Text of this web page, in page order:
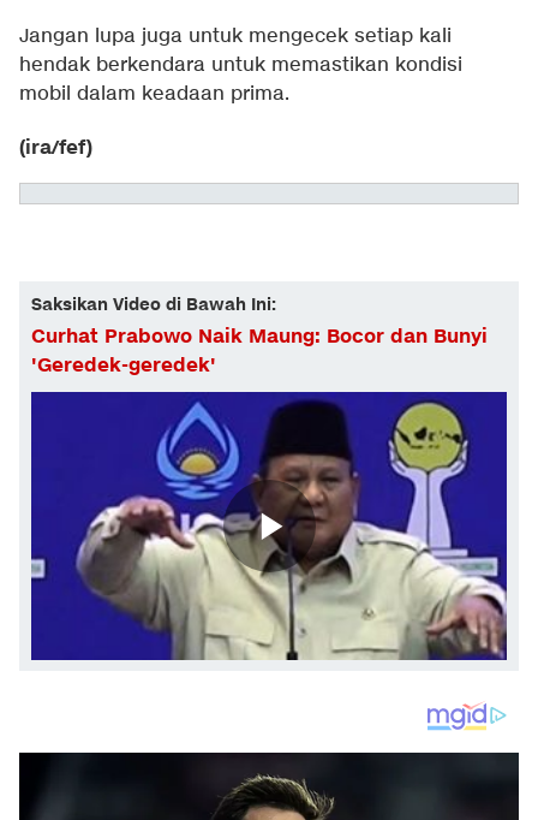
Jangan lupa juga untuk mengecek setiap kali
hendak berkendara untuk memastikan kondisi
mobil dalam keadaan prima.
(ira/fef)
Saksikan Video di Bawah Ini:
Curhat Prabowo Naik Maung: Bocor dan Bunyi
'Geredek-geredek'